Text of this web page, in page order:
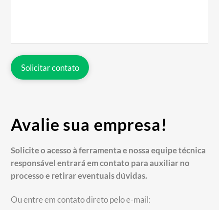
Solicitar contato
Avalie sua empresa!
Solicite o acesso à ferramenta e nossa equipe técnica
responsável entrará em contato para auxiliar no
processo e retirar eventuais dúvidas.
Ou entre em contato direto pelo e-mail: